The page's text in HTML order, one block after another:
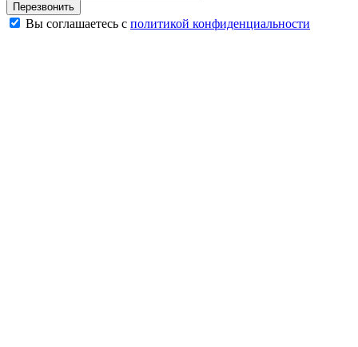
Перезвонить
Вы соглашаетесь с политикой конфиденциальности